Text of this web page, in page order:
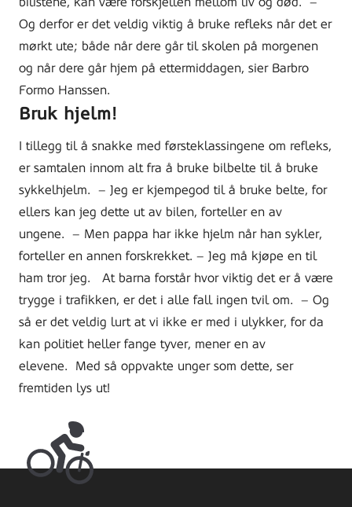
Og derfor er det veldig viktig å bruke refleks når det er
mørkt ute; både når dere går til skolen på morgenen
og når dere går hjem på ettermiddagen, sier Barbro
Formo Hanssen.
Bruk hjelm!
I tillegg til å snakke med førsteklassingene om refleks,
er samtalen innom alt fra å bruke bilbelte til å bruke
sykkelhjelm. – Jeg er kjempegod til å bruke belte, for
ellers kan jeg dette ut av bilen, forteller en av
ungene. – Men pappa har ikke hjelm når han sykler,
forteller en annen forskrekket. – Jeg må kjøpe en til
ham tror jeg.
At barna forstår hvor viktig det er å være
trygge i trafikken, er det i alle fall ingen tvil om. – Og
så er det veldig lurt at vi ikke er med i ulykker, for da
kan politiet heller fange tyver, mener en av
elevene.
Med så oppvakte unger som dette, ser
fremtiden lys ut!